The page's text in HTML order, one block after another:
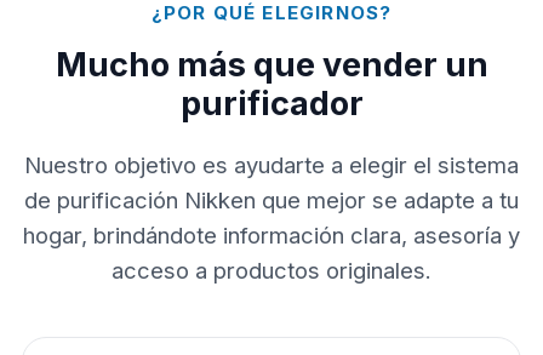
¿POR QUÉ ELEGIRNOS?
Mucho más que vender un
purificador
Nuestro objetivo es ayudarte a elegir el sistema
de purificación Nikken que mejor se adapte a tu
hogar, brindándote información clara, asesoría y
acceso a productos originales.